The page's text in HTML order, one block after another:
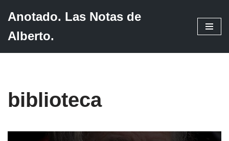
Saltar
Anotado. Las Notas de
Alberto.
biblioteca